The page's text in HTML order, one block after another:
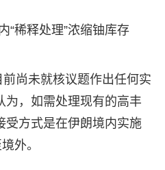
“稀释处理”浓缩铀库存
尚未就核议题作出任何实
为，如需处理现有的高丰
受方式是在伊朗境内实施
外。